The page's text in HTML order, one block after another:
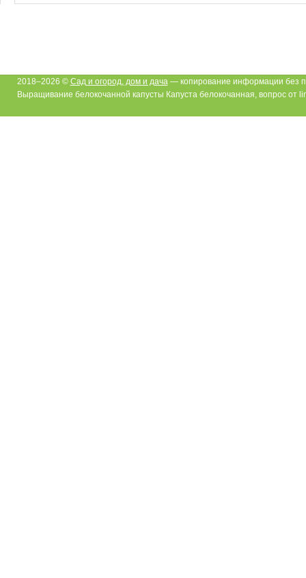
2018–2026 © Сад и огород, дом и дача— копирование информации без
Выращивание белокочанной капусты Капуста белокочанная, вопрос от